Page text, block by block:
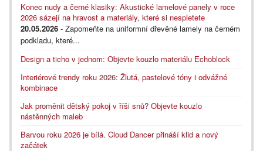
Konec nudy a černé klasiky: Akustické lamelové panely v roce
2026 sázejí na hravost a materiály, které si nespletete
20.05.2026 - Zapomeňte na uniformní dřevěné lamely na černém
podkladu, které...
Design a ticho v jednom: Objevte kouzlo materiálu Echoblock
Interiérové trendy roku 2026: Žlutá, pastelové tóny i odvážné
kombinace
Jak proměnit dětský pokoj v říši snů? Objevte kouzlo
nástěnných maleb
Barvou roku 2026 je bílá. Cloud Dancer přináší klid a nový
začátek